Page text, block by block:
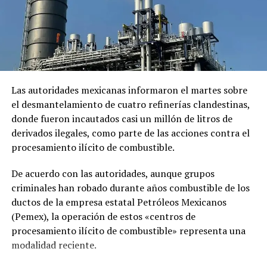
En «Internacionales»
RELATED TOPICS: ASESINATO EN VIVO
INFLUENCERS
MÈXICO
EE. UU. e Irán se acercan a un acuerdo para evitar un
conflicto mayor, dice Trump
DON'T MISS
Primera dama, Gabriela de Bukele, lanza proyecto para
reducir la mortalidad materno-infantil
El comunicado emitido por las cancillerías no ofreció
mayores detalles sobre el acuerdo para restablecer las
relaciones diplomáticas.
Sheinbaum también indicó que Chávez viajó a México en
un avión militar y calificó la entrega del salvoconducto
como «una acción de buena voluntad» de la presidenta
Keiko Fujimori.
Comparte esto:
Me gusta esto:
Las autoridades mexicanas informaron el martes sobre
el desmantelamiento de cuatro refinerías clandestinas,
donde fueron incautados casi un millón de litros de
derivados ilegales, como parte de las acciones contra el
procesamiento ilícito de combustible.
De acuerdo con las autoridades, aunque grupos
criminales han robado durante años combustible de los
ductos de la empresa estatal Petróleos Mexicanos
(Pemex), la operación de estos «centros de
procesamiento ilícito de combustible» representa una
modalidad reciente.